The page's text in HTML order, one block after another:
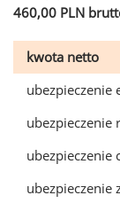
460,00 PLN
kwota netto
ubezpieczenie
ubezpieczenie
ubezpieczenie
ubezpieczenie